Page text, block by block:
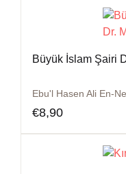
Büyük İslam Şairi
Ebu'l Hasen Ali En-
€8,90